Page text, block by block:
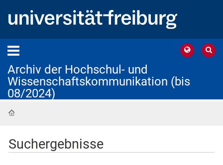
Archiv der Hochschul- und
Wissenschaftskommunikation (bis
08/2024)
Suchergebnisse